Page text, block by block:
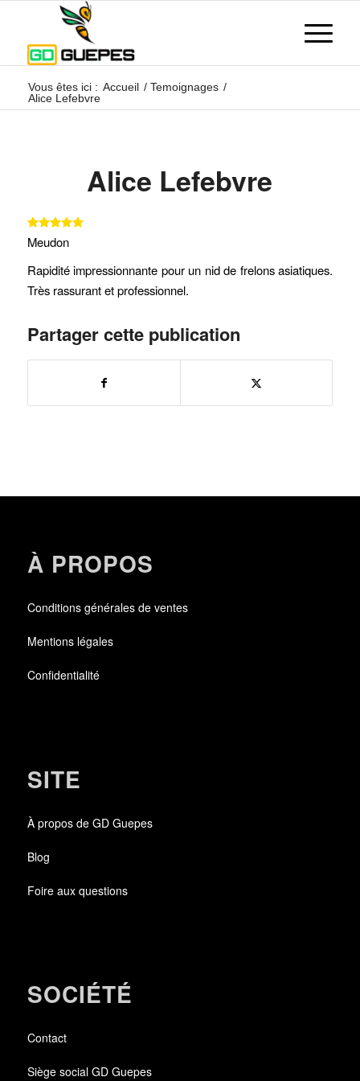
Vous êtes ici : Accueil / Temoignages /
Alice Lefebvre
Alice Lefebvre
Meudon
Rapidité impressionnante pour un nid de frelons asiatiques.
Très rassurant et professionnel.
Partager cette publication
À PROPOS
Conditions générales de ventes
Mentions légales
Confidentialité
SITE
À propos de GD Guepes
Blog
Foire aux questions
SOCIÉTÉ
Contact
Siège social GD Guepes